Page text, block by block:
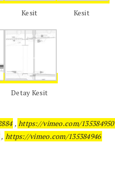
Kesit Kesit
Detay Kesit
, https://vimeo.com/135384950
, https://vimeo.com/135384946